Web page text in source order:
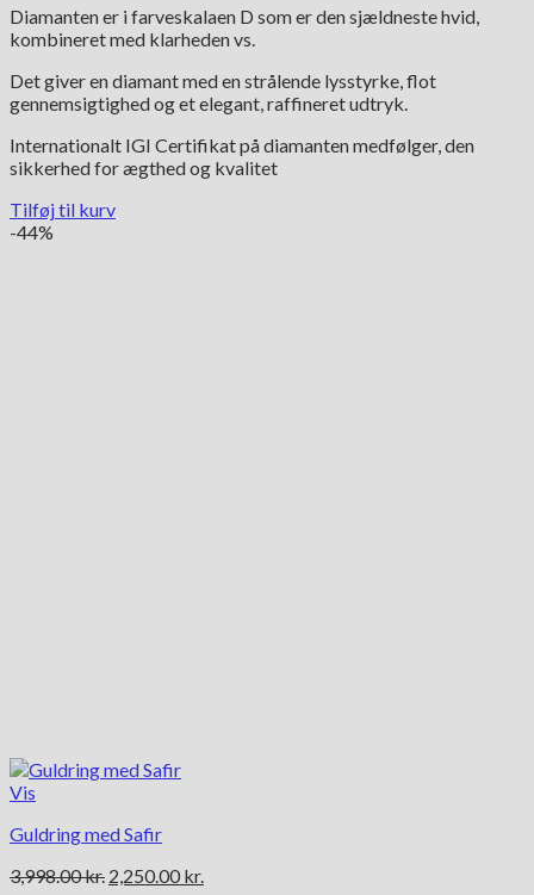
Diamanten er i farveskalaen D som er den sjældneste hvid,
kombineret med klarheden vs.
Det giver en diamant med en strålende lysstyrke, flot
gennemsigtighed og et elegant, raffineret udtryk.
Internationalt IGI Certifikat på diamanten medfølger, den
sikkerhed for ægthed og kvalitet
Tilføj til kurv
-44%
Vis
Guldring med Safir
3,998.00kr. Den
2,250.00 kr.